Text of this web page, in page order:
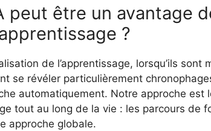
peut être un avantage
?
de l’apprentissage, lorsqu’ils sont
se révéler particulièrement
automatiquement. Notre approche est
tout au long de la vie : les parcours de
approche globale.